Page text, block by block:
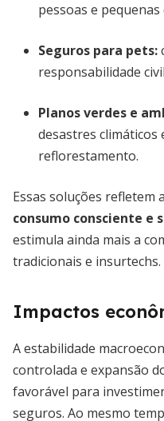
pessoas e pequenas
Seguros para pets:
responsabilidade
Planos verdes e
desastres climáticos
reflorestamento.
Essas soluções refletem
consumo consciente e
estimula ainda mais a
tradicionais e insurtechs.
Impactos
A estabilidade
controlada e expansão
favorável para
seguros. Ao mesmo